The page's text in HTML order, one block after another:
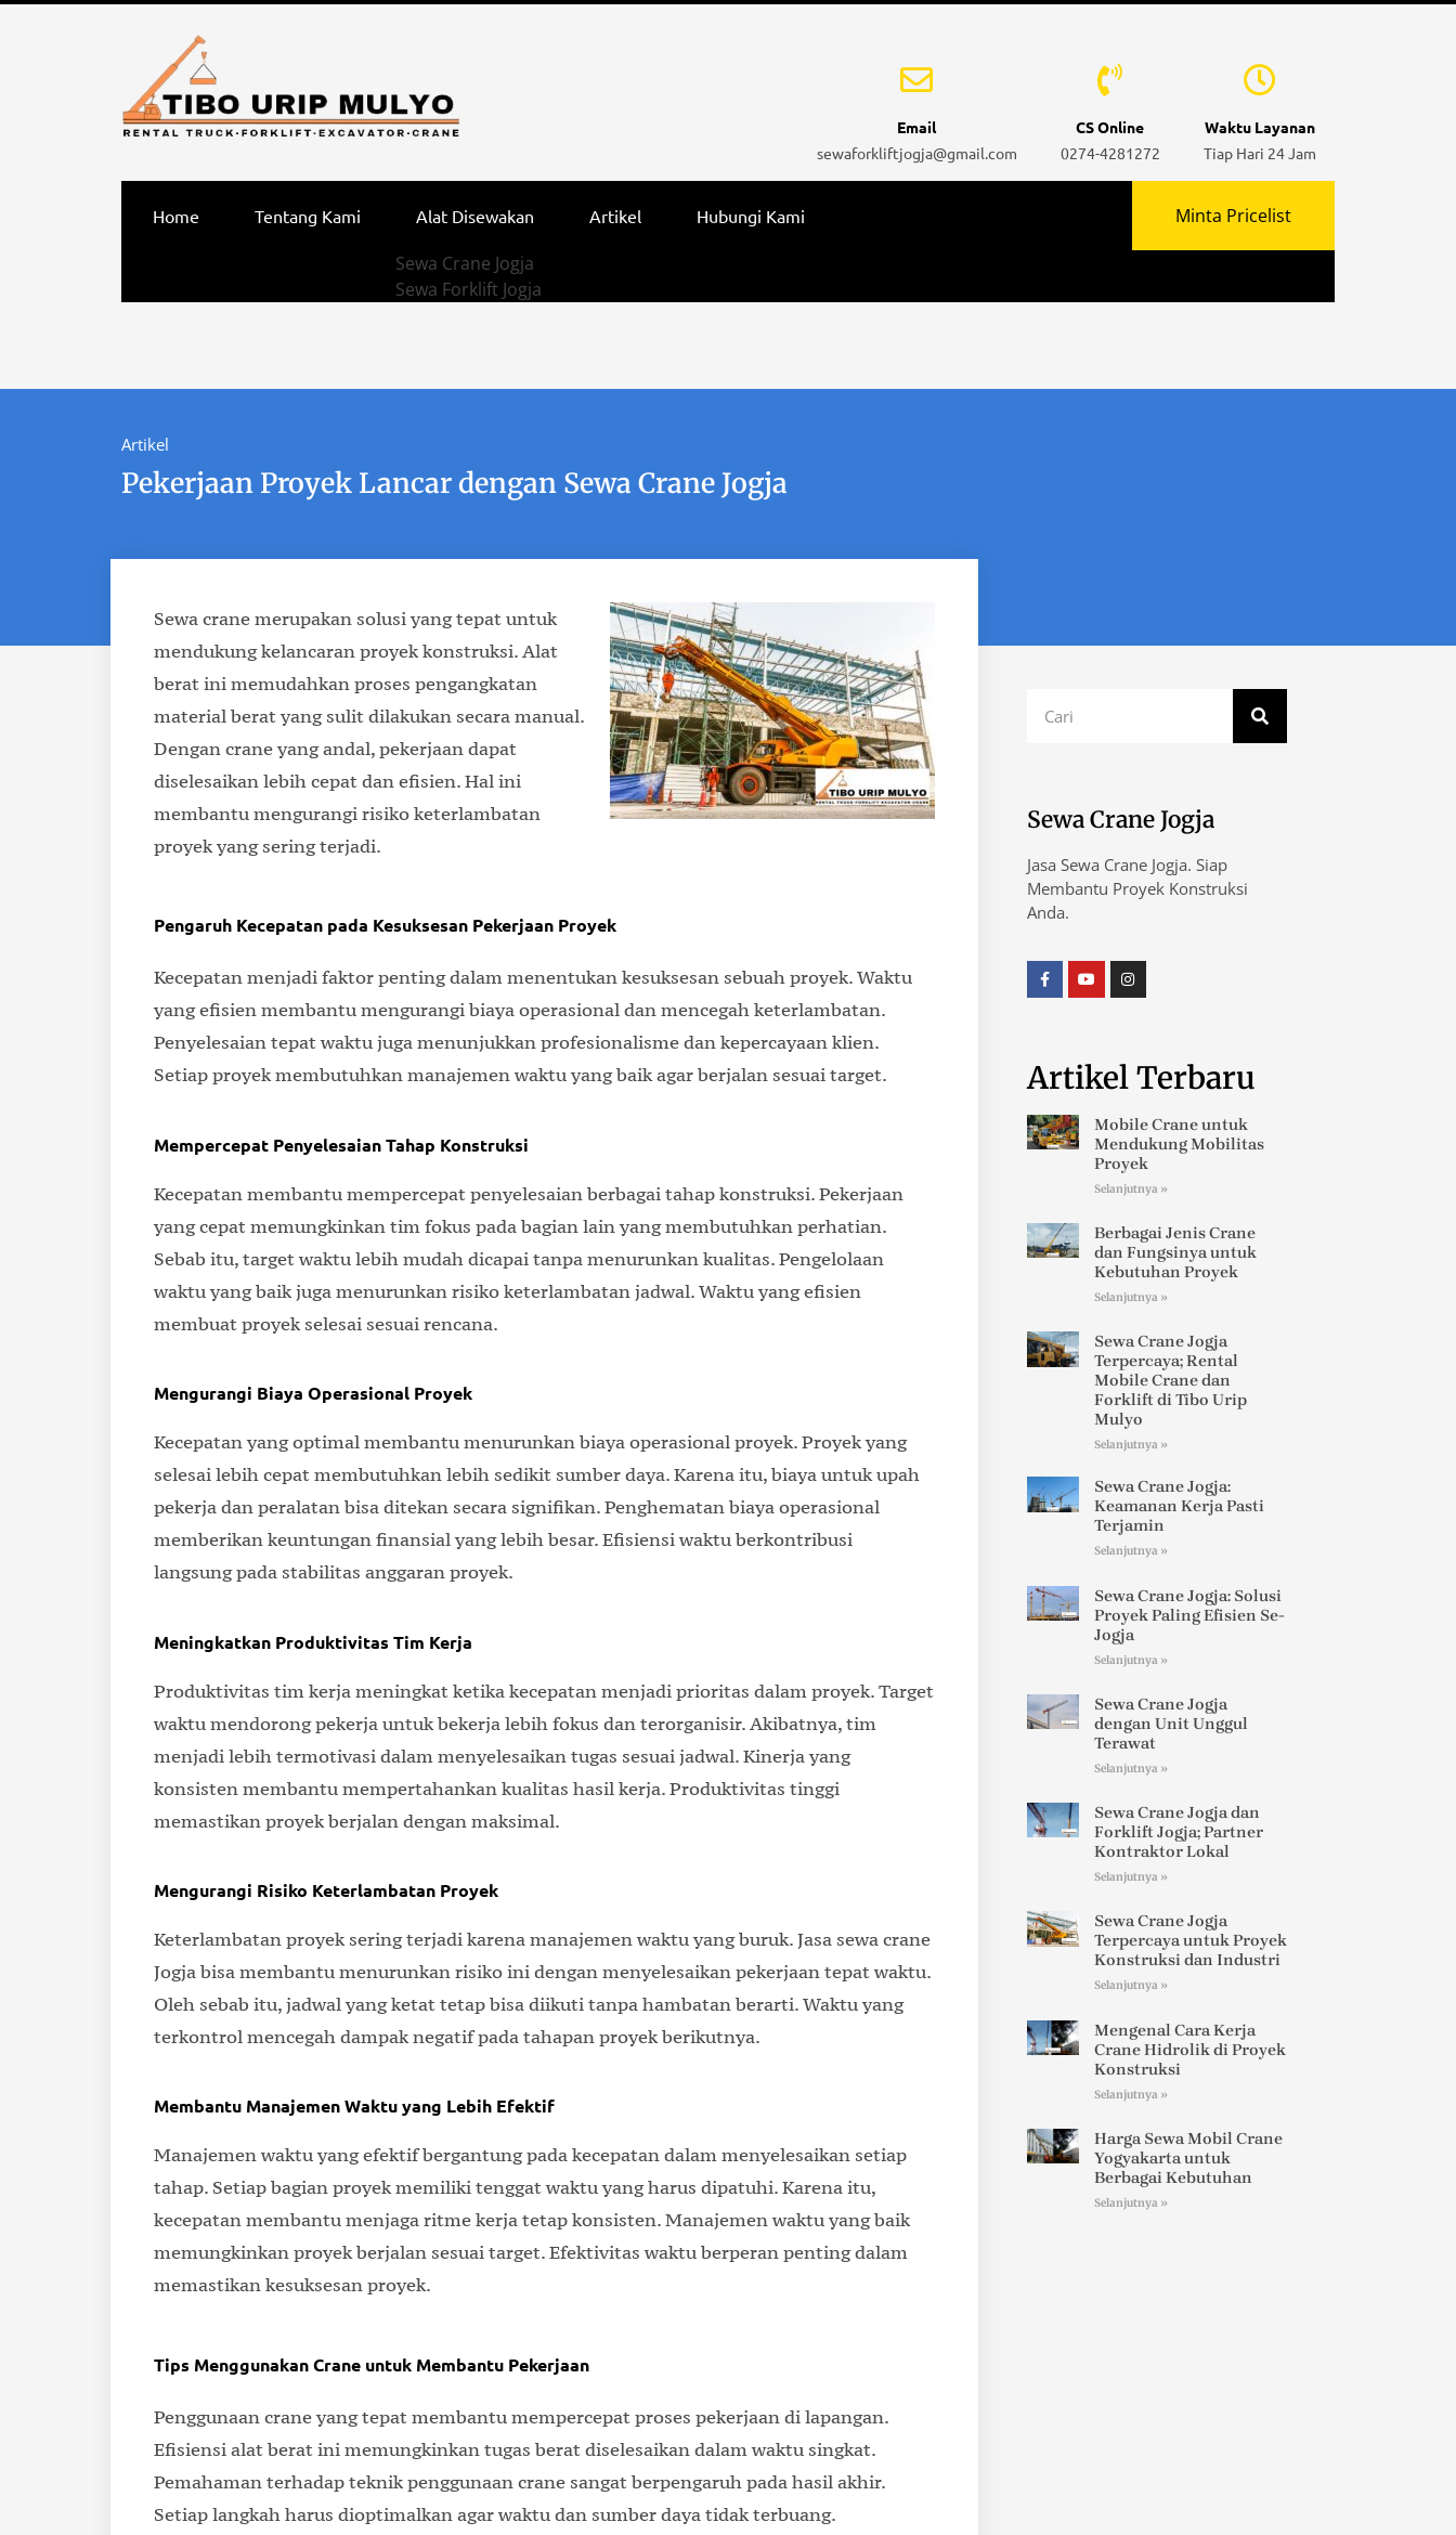
Email
sewaforkliftjogja@gmail.com
CS Online
0274-4281272
Waktu Layanan
Tiap Hari 24 Jam
Home Tentang Kami Alat Disewakan
Sewa Crane Jogja
Sewa Forklift Jogja
Artikel Hubungi Kami Minta Pricelist
Artikel
Pekerjaan Proyek Lancar dengan Sewa Crane Jogja
Sewa crane merupakan solusi yang tepat untuk
mendukung kelancaran proyek konstruksi. Alat
berat ini memudahkan proses pengangkatan
material berat yang sulit dilakukan secara manual.
Dengan crane yang andal, pekerjaan dapat
diselesaikan lebih cepat dan efisien. Hal ini
membantu mengurangi risiko keterlambatan
proyek yang sering terjadi.
Pengaruh Kecepatan pada Kesuksesan Pekerjaan Proyek
Kecepatan menjadi faktor penting dalam menentukan kesuksesan sebuah proyek. Waktu
yang efisien membantu mengurangi biaya operasional dan mencegah keterlambatan.
Penyelesaian tepat waktu juga menunjukkan profesionalisme dan kepercayaan klien.
Setiap proyek membutuhkan manajemen waktu yang baik agar berjalan sesuai target.
Mempercepat Penyelesaian Tahap Konstruksi
Kecepatan membantu mempercepat penyelesaian berbagai tahap konstruksi. Pekerjaan
yang cepat memungkinkan tim fokus pada bagian lain yang membutuhkan perhatian.
Sebab itu, target waktu lebih mudah dicapai tanpa menurunkan kualitas. Pengelolaan
waktu yang baik juga menurunkan risiko keterlambatan jadwal. Waktu yang efisien
membuat proyek selesai sesuai rencana.
Mengurangi Biaya Operasional Proyek
Kecepatan yang optimal membantu menurunkan biaya operasional proyek. Proyek yang
selesai lebih cepat membutuhkan lebih sedikit sumber daya. Karena itu, biaya untuk upah
pekerja dan peralatan bisa ditekan secara signifikan. Penghematan biaya operasional
memberikan keuntungan finansial yang lebih besar. Efisiensi waktu berkontribusi
langsung pada stabilitas anggaran proyek.
Meningkatkan Produktivitas Tim Kerja
Produktivitas tim kerja meningkat ketika kecepatan menjadi prioritas dalam proyek. Target
waktu mendorong pekerja untuk bekerja lebih fokus dan terorganisir. Akibatnya, tim
menjadi lebih termotivasi dalam menyelesaikan tugas sesuai jadwal. Kinerja yang
konsisten membantu mempertahankan kualitas hasil kerja. Produktivitas tinggi
memastikan proyek berjalan dengan maksimal.
Mengurangi Risiko Keterlambatan Proyek
Keterlambatan proyek sering terjadi karena manajemen waktu yang buruk. Jasa sewa crane
Jogja bisa membantu menurunkan risiko ini dengan menyelesaikan pekerjaan tepat waktu.
Oleh sebab itu, jadwal yang ketat tetap bisa diikuti tanpa hambatan berarti. Waktu yang
terkontrol mencegah dampak negatif pada tahapan proyek berikutnya.
Membantu Manajemen Waktu yang Lebih Efektif
Manajemen waktu yang efektif bergantung pada kecepatan dalam menyelesaikan setiap
tahap. Setiap bagian proyek memiliki tenggat waktu yang harus dipatuhi. Karena itu,
kecepatan membantu menjaga ritme kerja tetap konsisten. Manajemen waktu yang baik
memungkinkan proyek berjalan sesuai target. Efektivitas waktu berperan penting dalam
memastikan kesuksesan proyek.
Tips Menggunakan Crane untuk Membantu Pekerjaan
Penggunaan crane yang tepat membantu mempercepat proses pekerjaan di lapangan.
Efisiensi alat berat ini memungkinkan tugas berat diselesaikan dalam waktu singkat.
Pemahaman terhadap teknik penggunaan crane sangat berpengaruh pada hasil akhir.
Setiap langkah harus dioptimalkan agar waktu dan sumber daya tidak terbuang.
Sewa Crane Jogja
Jasa Sewa Crane Jogja. Siap
Membantu Proyek Konstruksi
Anda.
Artikel Terbaru
Mobile Crane untuk
Mendukung Mobilitas
Proyek
Selanjutnya »
Berbagai Jenis Crane
dan Fungsinya untuk
Kebutuhan Proyek
Selanjutnya »
Sewa Crane Jogja
Terpercaya; Rental
Mobile Crane dan
Forklift di Tibo Urip
Mulyo
Selanjutnya »
Sewa Crane Jogja:
Keamanan Kerja Pasti
Terjamin
Selanjutnya »
Sewa Crane Jogja: Solusi
Proyek Paling Efisien Se-
Jogja
Selanjutnya »
Sewa Crane Jogja
dengan Unit Unggul
Terawat
Selanjutnya »
Sewa Crane Jogja dan
Forklift Jogja; Partner
Kontraktor Lokal
Selanjutnya »
Sewa Crane Jogja
Terpercaya untuk Proyek
Konstruksi dan Industri
Selanjutnya »
Mengenal Cara Kerja
Crane Hidrolik di Proyek
Konstruksi
Selanjutnya »
Harga Sewa Mobil Crane
Yogyakarta untuk
Berbagai Kebutuhan
Selanjutnya »